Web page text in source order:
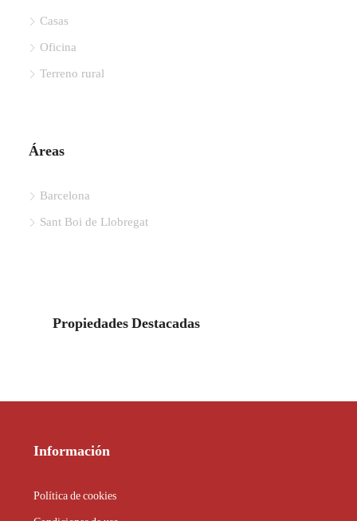
Casas
Oficina
Terreno rural
Áreas
Barcelona
Sant Boi de Llobregat
Propiedades Destacadas
Información
Política de cookies